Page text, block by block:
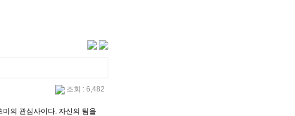
조회 : 6,482
의 관심사이다. 자신의 팀을